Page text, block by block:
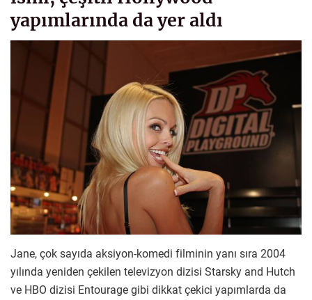
yapımlarında da yer aldı
Jane, çok sayıda aksiyon-komedi filminin yanı sıra 2004
yılında yeniden çekilen televizyon dizisi Starsky and Hutch
ve HBO dizisi Entourage gibi dikkat çekici yapımlarda da